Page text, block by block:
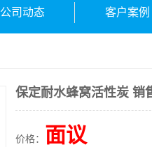
公司动态 客户案例
保定耐水蜂窝活性炭 销
价格： 面议